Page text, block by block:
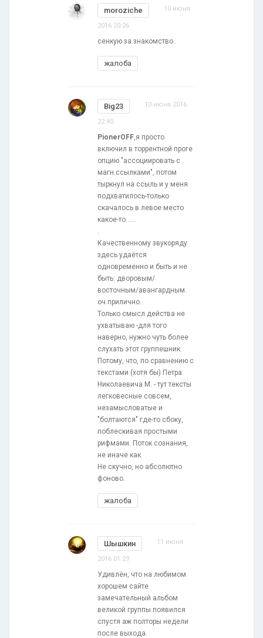
moroziche 10 июня
2016 20:26
сенкую за знакомство..
жалоба
Big23 10 июня 2016
22:40
PionerOFF,я просто
включил в торрентной проге
опцию "ассоциировать с
магн.ссылками", потом
тыркнул на ссыль и у меня
подхватилось-только
скачалось в левое место
какое-то......
.
Качественному звукоряду
здесь удаётся
одновременно и быть и не
быть: дворовым/
восточным/авангардным.
оч.прилично.
Только смысл действа не
ухватываю -для того
наверно, нужно чуть более
слухать этот группешник.
Потому, что, по сравнению с
текстами (хотя бы) Петра
Николаевича М. - тут тексты
легковесные совсем,
незамысловатые и
"болтаются" где-то сбоку,
поблескивая простыми
рифмами. Поток сознания,
не иначе как.
Не скучно, но абсолютно
фоново.
жалоба
Шышкин 11 июня
2016 01:29
Удивлён, что на любимом
хорошем сайте
замечательный альбом
великой группы появился
спустя аж полторы недели
после выхода.